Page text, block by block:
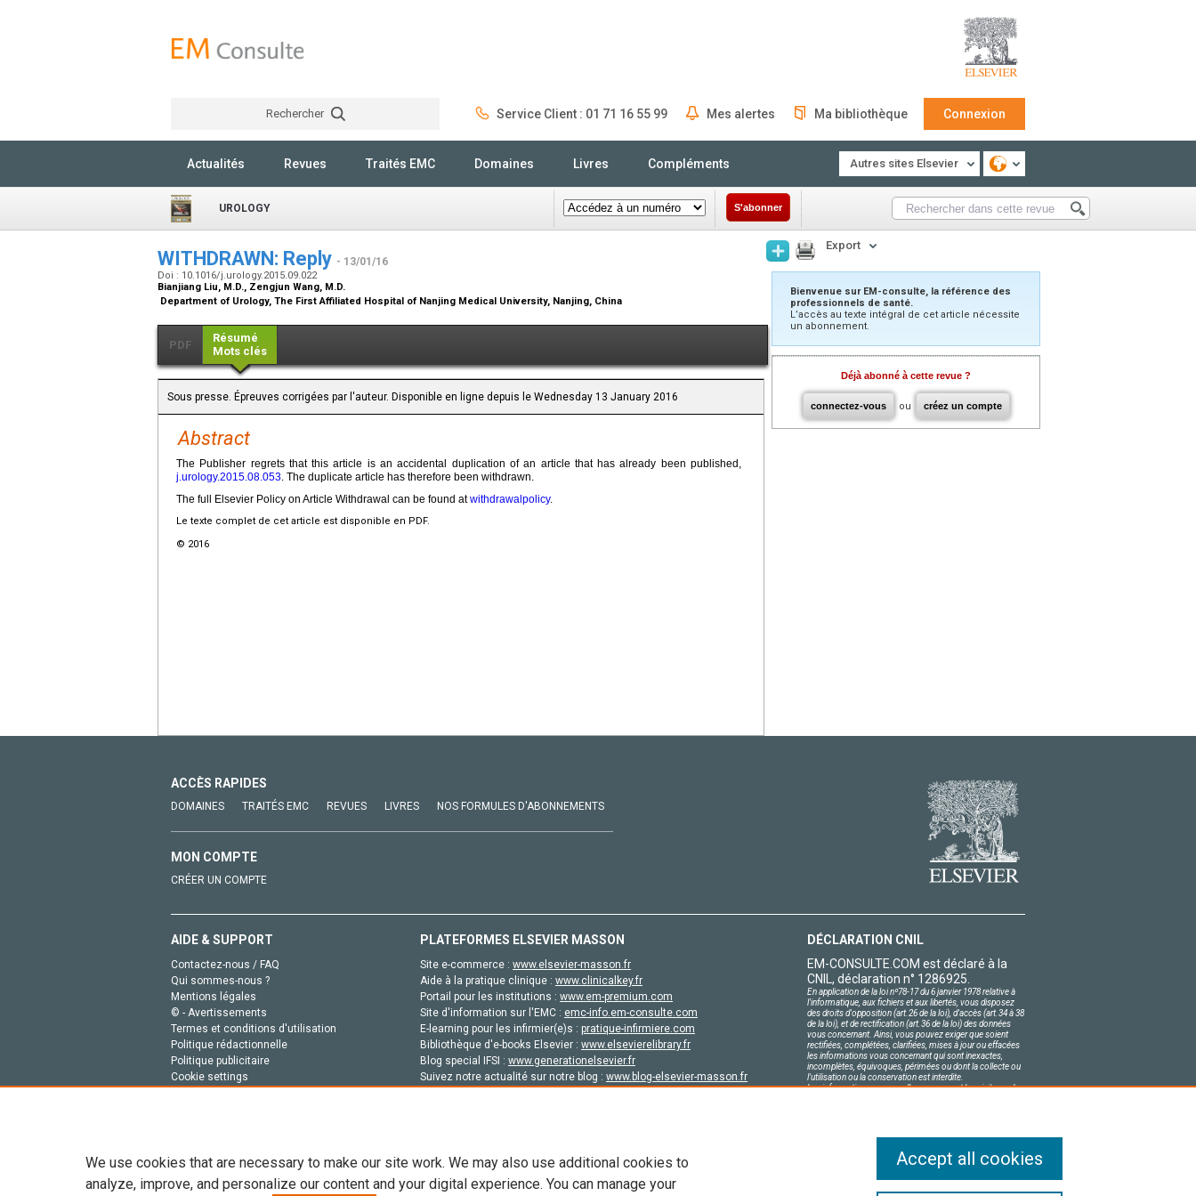
Rechercher Service Client : 01 71 16 55 99 Mes alertes Ma bibliothèque Connexion
Actualités Revues Traités EMC Domaines Livres Compléments Autres sites Elsevier
UROLOGY S'abonner
WITHDRAWN: Reply - 13/01/16
Doi : 10.1016/j.urology.2015.09.022
Bianjiang Liu, M.D., Zengjun Wang, M.D.
Department of Urology, The First Affiliated Hospital of Nanjing Medical University, Nanjing, China
PDF
Résumé
Mots clés
Sous presse. Épreuves corrigées par l'auteur. Disponible en ligne depuis le Wednesday 13 January 2016
Abstract
The Publisher regrets that this article is an accidental duplication of an article that has already been published,
j.urology.2015.08.053 . The duplicate article has therefore been withdrawn.
The full Elsevier Policy on Article Withdrawal can be found atwithdrawalpolicy.
Le texte complet de cet article est disponible en PDF.
© 2016
Export
Bienvenue sur EM-consulte, la référence des
professionnels de santé.
L’accès au texte intégral de cet article nécessite
un abonnement.
Déjà abonné à cette revue ?
connectez-vous ou créez un compte
ACCÈS RAPIDES
DOMAINES TRAITÉS EMC REVUES LIVRES NOS FORMULES D'ABONNEMENTS
MON COMPTE
CRÉER UN COMPTE
AIDE & SUPPORT
Contactez-nous / FAQ
Qui sommes-nous ?
Mentions légales
© - Avertissements
Termes et conditions d'utilisation
Politique rédactionnelle
Politique publicitaire
Cookie settings
PLATEFORMES ELSEVIER MASSON
Site e-commerce : www.elsevier-masson.fr
Aide à la pratique clinique : www.clinicalkey.fr
Portail pour les institutions : www.em-premium.com
Site d'information sur l'EMC : emc-info.em-consulte.com
E-learning pour les infirmier(e)s : pratique-infirmiere.com
Bibliothèque d'e-books Elsevier : www.elsevierelibrary.fr
Blog special IFSI : www.generationelsevier.fr
Suivez notre actualité sur notre blog : www.blog-elsevier-masson.fr
DÉCLARATION CNIL
EM-CONSULTE.COM est déclaré à la
CNIL, déclaration n° 1286925.
En application de la loi nº78-17 du 6 janvier 1978 relative à
l'informatique, aux fichiers et aux libertés, vous disposez
des droits d'opposition (art.26 de la loi), d'accès (art.34 à 38
de la loi), et de rectification (art.36 de la loi) des données
vous concernant. Ainsi, vous pouvez exiger que soient
rectifiées, complétées, clarifiées, mises à jour ou effacées
les informations vous concernant qui sont inexactes,
incomplètes, équivoques, périmées ou dont la collecte ou
l'utilisation ou la conservation est interdite.
Les informations personnelles concernant les visiteurs de
We use cookies that are necessary to make our site work. We may also use additional cookies to
analyze, improve, and personalize our content and your digital experience. You can manage your
Accept all cookies